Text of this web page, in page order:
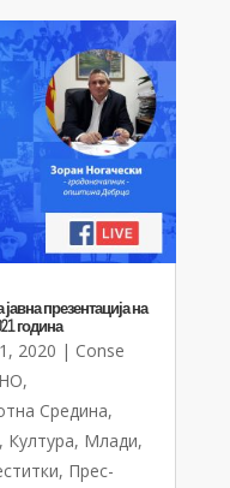
презентација на
година
2020 | Conse
,
Средина,
, Култура, Млади,
, Прес-